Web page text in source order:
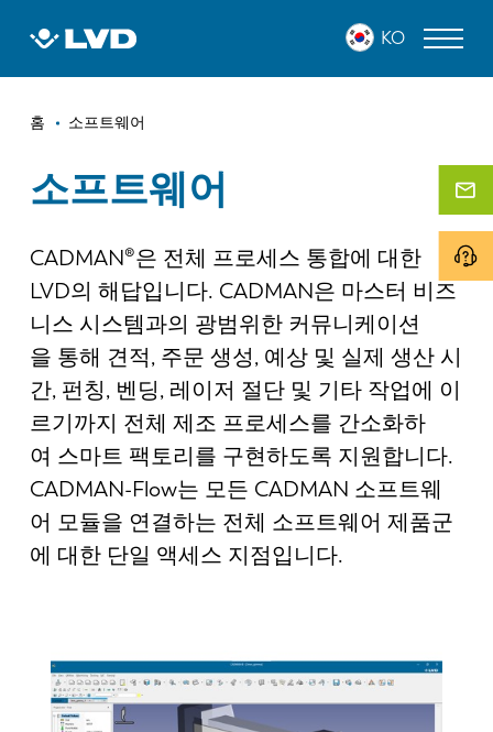
KO
이
경
홈 소프트웨어
소프트웨어
CADMAN®은 전체 프로세스 통합에 대한
LVD의 해답입니다. CADMAN은 마스터 비즈
니스 시스템과의 광범위한 커뮤니케이션
을 통해 견적, 주문 생성, 예상 및 실제 생산 시
간, 펀칭, 벤딩, 레이저 절단 및 기타 작업에 이
르기까지 전체 제조 프로세스를 간소화하
여 스마트 팩토리를 구현하도록 지원합니다.
CADMAN-Flow는 모든 CADMAN 소프트웨
어 모듈을 연결하는 전체 소프트웨어 제품군
에 대한 단일 액세스 지점입니다.
레이저 커팅 머신
프레스 브레이크
펀치 프레스
전단 기계
소프트웨어
고객 사례
LVD 정보
소식
LVD를발견하다
고객 사례
산업 및 솔루션
직원 채용